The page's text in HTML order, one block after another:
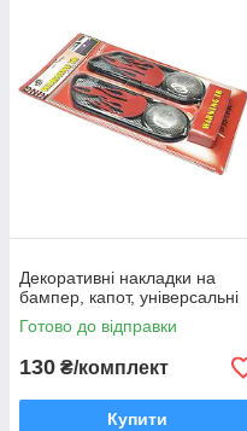
Декоративні накладки на
бампер, капот, універсальні
Готово до відправки
130 ₴/комплект
Купити